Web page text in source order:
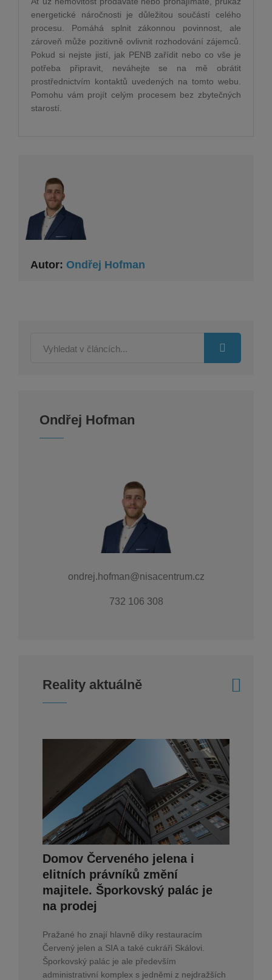
energetické náročnosti je důležitou součástí celého
procesu. Pomáhá splnit zákonnou povinnost, ale
zároveň může pozitivně ovlivnit rozhodování zájemců.
Pokud si nejste jistí, jak PENB zařídit nebo co vše je
potřeba připravit, neváhejte se na mě obrátit
prostřednictvím kontaktů uvedených na tomto webu.
Pomohu vám projít celým procesem bez zbytečných
starostí.
Autor: Ondřej Hofman
Ondřej Hofman
ondrej.hofman@nisacentrum.cz
732 106 308
Reality aktuálně
Domov Červeného jelena i
elitních právníků změní
majitele. Šporkovský palác je
na prodej
Pražané ho znají hlavně díky restauracím
Červený jelen a SIA a také cukráři Skálovi.
Šporkovský palác je ale především
administrativní komplex s jedněmi z nejdražších